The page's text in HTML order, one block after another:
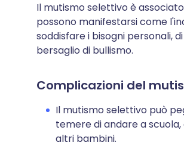
Il mutismo selettivo è
possono manifestarsi come
soddisfare i bisogni personali,
bersaglio di bullismo.
Complicazioni del
Il mutismo selettivo può
temere di andare a
altri bambini.